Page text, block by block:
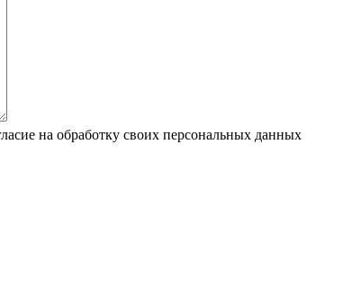
на обработку своих персональных данных